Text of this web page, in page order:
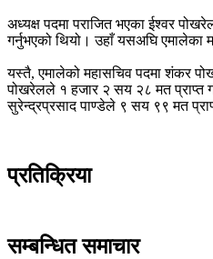
अध्यक्ष पदमा पराजित भएका ईश्वर
गर्नुभएको थियो। उहाँ यसअघि एमालेका
यस्तै, एमालेको महासचिव पदमा शंकर
पोखरेलले १ हजार २ सय २८ मत प्राप्त
सुरेन्द्रप्रसाद पाण्डेले ९ सय ९९ मत
प्रतिक्रिया
सम्बन्धित समाचार